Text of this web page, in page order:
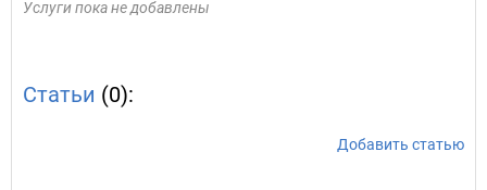
Услуги пока не добавлены
Статьи (0):
Добавить статью